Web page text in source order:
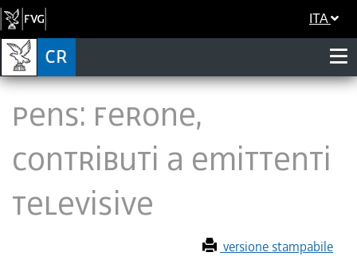
ITA
Pens: Ferone,
contributi a emittenti
televisive
versione stampabile